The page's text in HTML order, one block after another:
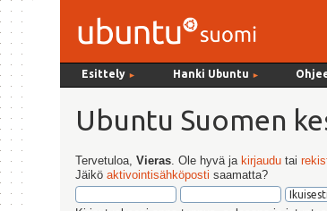
Esittely ► Hanki Ubuntu ►
Ubuntu Suomen
Tervetuloa, Vieras. Ole hyvä ja kirjaudutai
Jäikö aktivointisähköposti saamatta?